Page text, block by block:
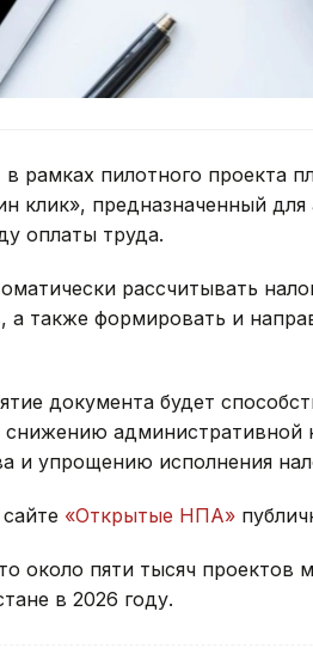
рамках пилотного проекта
клик», предназначенный для
оплаты труда.
рассчитывать
а также формировать и
документа будет
административной
и упрощению исполнения
«Открытые НПА»
около пяти тысяч проектов
в 2026 году.